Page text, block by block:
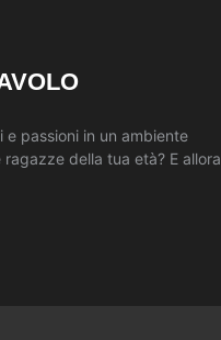
passioni in un ambiente
della tua età? E allora